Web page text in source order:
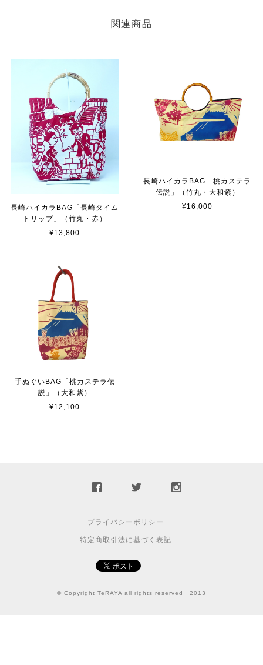
関連商品
長崎ハイカラBAG「長崎タイム
トリップ」（竹丸・赤）
¥13,800
長崎ハイカラBAG「桃カステラ
伝説」（竹丸・大和紫）
¥16,000
手ぬぐいBAG「桃カステラ伝
説」（大和紫）
¥12,100
プライバシーポリシー
特定商取引法に基づく表記
© Copyright TeRAYA all rights reserved 2013